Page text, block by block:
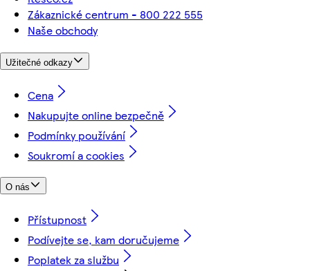
Zákaznické centrum - 800 222 555
Naše obchody
Užitečné odkazy
Cena
Nakupujte online bezpečně
Podmínky používání
Soukromí a cookies
O nás
Přístupnost
Podívejte se, kam doručujeme
Poplatek za službu